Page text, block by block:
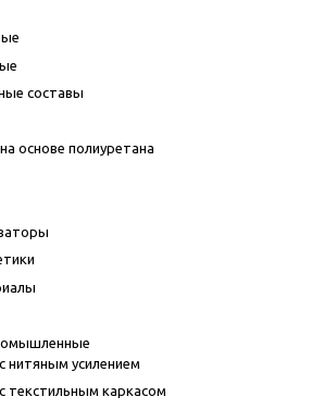
составы
основе полиуретана
нитяным усилением
текстильным каркасом